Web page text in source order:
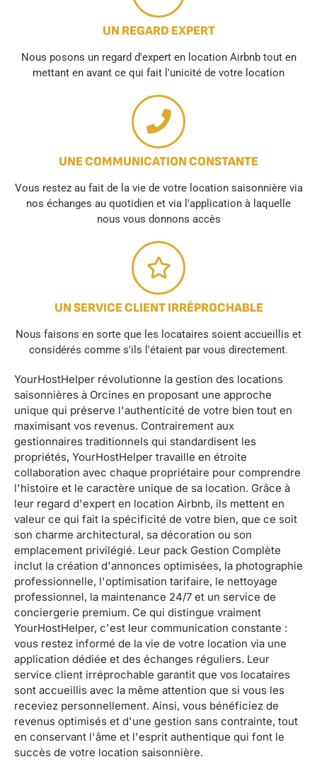
UN REGARD EXPERT
Nous posons un regard d'expert en location Airbnb tout en
mettant en avant ce qui fait l'unicité de votre location
UNE COMMUNICATION CONSTANTE
Vous restez au fait de la vie de votre location saisonnière via
nos échanges au quotidien et via l'application à laquelle
nous vous donnons accès
UN SERVICE CLIENT IRRÉPROCHABLE
Nous faisons en sorte que les locataires soient accueillis et
considérés comme s'ils l'étaient par vous directement.
YourHostHelper révolutionne la gestion des locations
saisonnières à Orcines en proposant une approche
unique qui préserve l'authenticité de votre bien tout en
maximisant vos revenus. Contrairement aux
gestionnaires traditionnels qui standardisent les
propriétés, YourHostHelper travaille en étroite
collaboration avec chaque propriétaire pour comprendre
l'histoire et le caractère unique de sa location. Grâce à
leur regard d'expert en location Airbnb, ils mettent en
valeur ce qui fait la spécificité de votre bien, que ce soit
son charme architectural, sa décoration ou son
emplacement privilégié. Leur pack Gestion Complète
inclut la création d'annonces optimisées, la photographie
professionnelle, l'optimisation tarifaire, le nettoyage
professionnel, la maintenance 24/7 et un service de
conciergerie premium. Ce qui distingue vraiment
YourHostHelper, c'est leur communication constante :
vous restez informé de la vie de votre location via une
application dédiée et des échanges réguliers. Leur
service client irréprochable garantit que vos locataires
sont accueillis avec la même attention que si vous les
receviez personnellement. Ainsi, vous bénéficiez de
revenus optimisés et d'une gestion sans contrainte, tout
en conservant l'âme et l'esprit authentique qui font le
succès de votre location saisonnière.